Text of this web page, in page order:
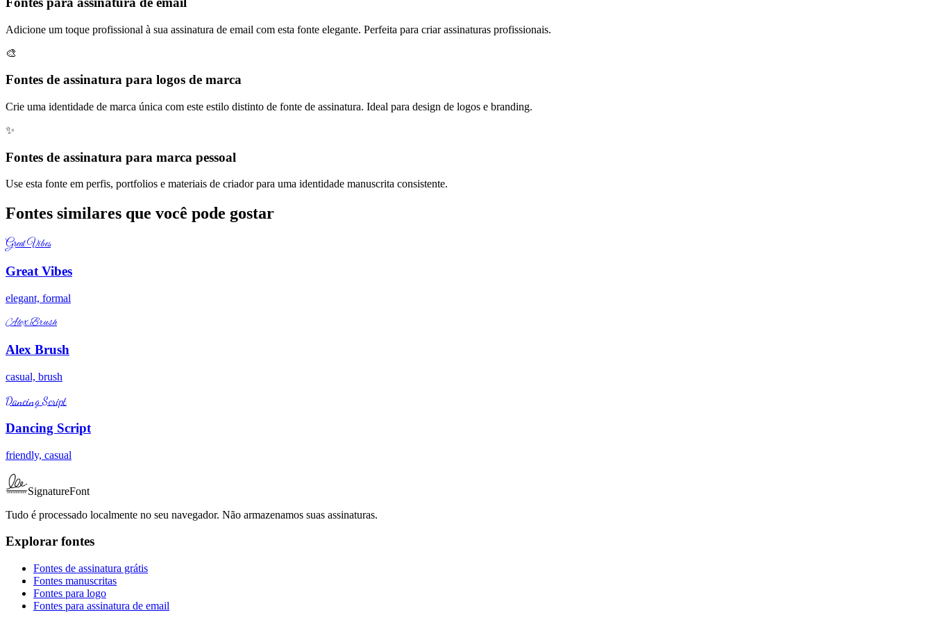
Adicione um toque profissional à sua assinatura de email com esta fonte elegante. Perfeita para criar assinaturas profissionais.
🎨
Fontes de assinatura para logos de marca
Crie uma identidade de marca única com este estilo distinto de fonte de assinatura. Ideal para design de logos e branding.
✨
Fontes de assinatura para marca pessoal
Use esta fonte em perfis, portfolios e materiais de criador para uma identidade manuscrita consistente.
Fontes similares que você pode gostar
Great Vibes
Great Vibes
elegant, formal
Alex Brush
Alex Brush
casual, brush
Dancing Script
Dancing Script
friendly, casual
SignatureFont
Tudo é processado localmente no seu navegador. Não armazenamos suas assinaturas.
Explorar fontes
Fontes de assinatura grátis
Fontes manuscritas
Fontes para logo
Fontes para assinatura de email